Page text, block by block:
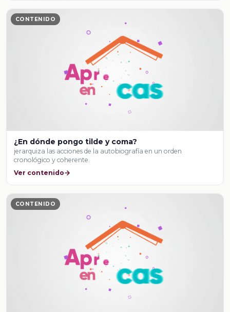
CONTENIDO
¿En dónde pongo tilde y coma?
jerarquiza las acciones de la autobiografía en un orden
cronológico y coherente.
Ver contenido
CONTENIDO